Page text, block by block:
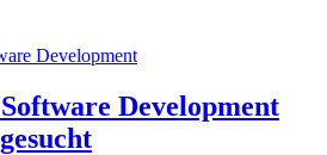
Development
Development